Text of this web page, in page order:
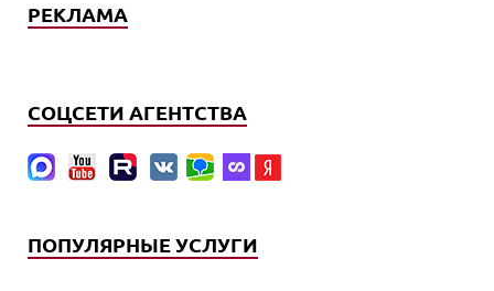
РЕКЛАМА
СОЦСЕТИ АГЕНТСТВА
ПОПУЛЯРНЫЕ УСЛУГИ